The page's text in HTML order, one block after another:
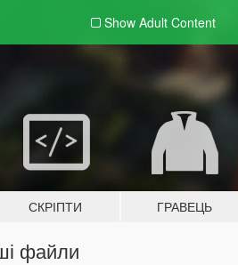
Show Adult Content
СКРІПТИ ГРАВЕЦЬ
файли